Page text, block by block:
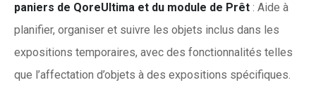
paniers de QoreUltima et du module de Prêt : Aide à
planifier, organiser et suivre les objets inclus dans les
expositions temporaires, avec des fonctionnalités telles
que l’affectation d’objets à des expositions spécifiques.